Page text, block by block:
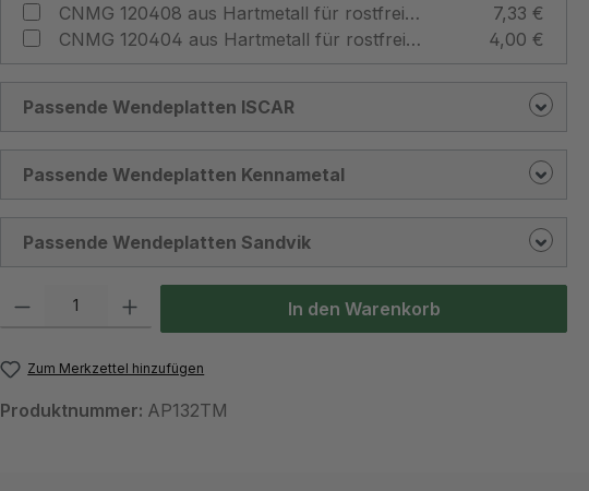
CNMG 120408 aus Hartmetall für rostfreier Stahl - MetavCUT
7,33 €
CNMG 120404 aus Hartmetall für rostfreier Stahl - MetavCUT
4,00 €
Passende Wendeplatten ISCAR
Passende Wendeplatten Kennametal
Passende Wendeplatten Sandvik
In den Warenkorb
Zum Merkzettel hinzufügen
Produktnummer: AP132TM